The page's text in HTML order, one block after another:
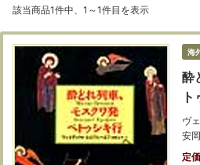
該当商品1件中、1～1件目を表示
海
酔
ヴ
安
定